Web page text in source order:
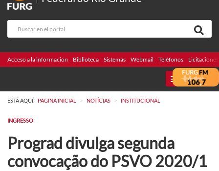
Acceso a la información Biblioteca Sistemas Webmail Teléfonos Licitaciones
MENU
ESTÁ AQUÍ: PAGINA INICIAL > NOTÍCIAS > INSTITUCIONAL
INGRESSO
Prograd divulga segunda
convocação do PSVO 2020/1